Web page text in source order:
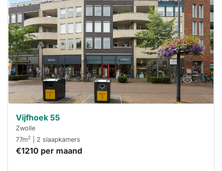
al verhuurd
Om kans te
maken moet je
binnen 15
minuten
reageren.
Stekkies helpt
je hierbij!
Vijfhoek 55
Zwolle
77m2 | 2 slaapkamers
€1210 per maand